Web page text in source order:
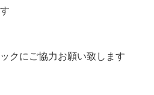
クにご協力お願い致します